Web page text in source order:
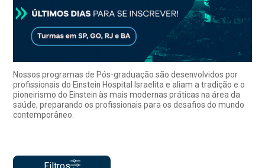
Nossos programas de Pós-graduação são desenvolvidos por
profissionais do Einstein Hospital Israelita e aliam a tradição e o
pioneirismo do Einstein às mais modernas práticas na área da
saúde, preparando os profissionais para os desafios do mundo
contemporâneo.